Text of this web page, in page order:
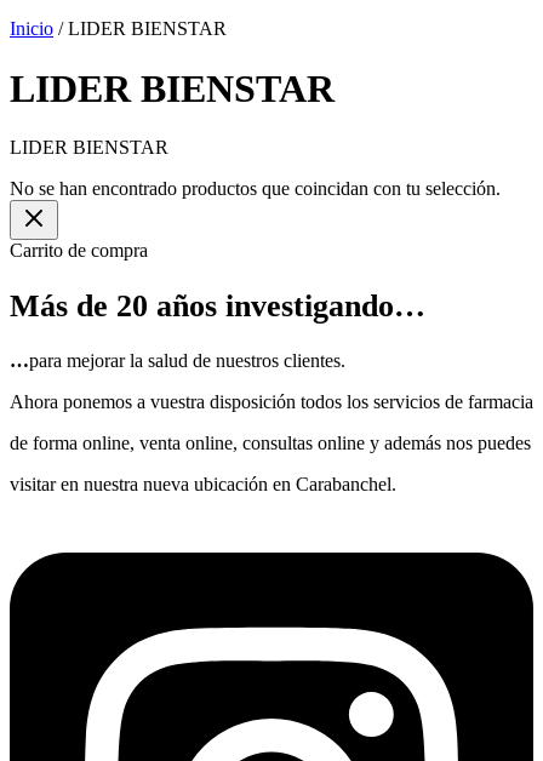
Inicio / LIDER BIENSTAR
LIDER BIENSTAR
LIDER BIENSTAR
No se han encontrado productos que coincidan con tu selección.
Carrito de compra
Más de 20 años investigando…
…para mejorar la salud de nuestros clientes.
Ahora ponemos a vuestra disposición todos los servicios de farmacia
de forma online, venta online, consultas online y además nos puedes
visitar en nuestra nueva ubicación en Carabanchel.